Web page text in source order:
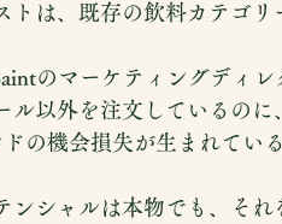
トは、既存の飲料カテゴリ
のマーケティングディ
ル以外を注文しているの
の機会損失が生まれてい
ンシャルは本物でも、それ